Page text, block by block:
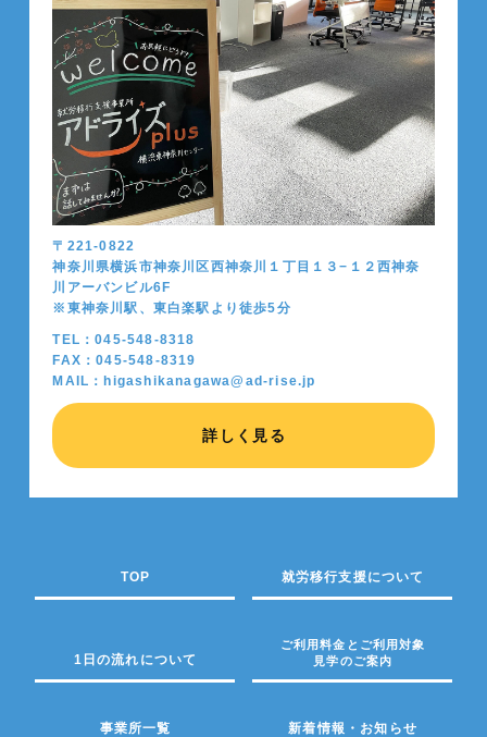
〒221-0822
神奈川県横浜市神奈川区西神奈川１丁目１３−１２西神奈
川アーバンビル6F
※東神奈川駅、東白楽駅より徒歩5分
TEL：045-548-8318
FAX：045-548-8319
MAIL：higashikanagawa@ad-rise.jp
詳しく見る
TOP 就労移行支援について
1日の流れについて
ご利用料金とご利用対象
見学のご案内
事業所一覧 新着情報・お知らせ